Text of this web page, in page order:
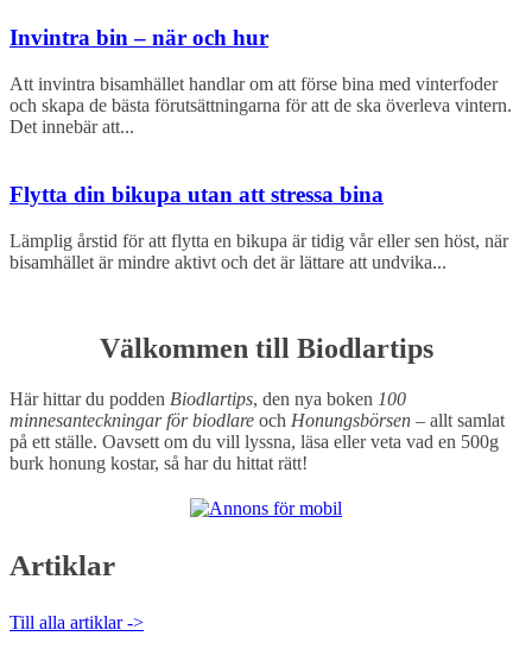
Invintra bin – när och hur
Att invintra bisamhället handlar om att förse bina med vinterfoder
och skapa de bästa förutsättningarna för att de ska överleva vintern.
Det innebär att...
Flytta din bikupa utan att stressa bina
Lämplig årstid för att flytta en bikupa är tidig vår eller sen höst, när
bisamhället är mindre aktivt och det är lättare att undvika...
Välkommen till Biodlartips
Här hittar du podden Biodlartips, den nya boken 100
minnesanteckningar för biodlare och Honungsbörsen – allt samlat
på ett ställe. Oavsett om du vill lyssna, läsa eller veta vad en 500g
burk honung kostar, så har du hittat rätt!
Artiklar
Till alla artiklar ->